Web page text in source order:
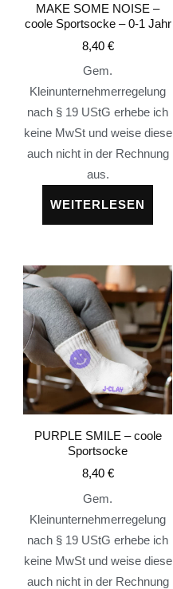
MAKE SOME NOISE –
coole Sportsocke – 0-1 Jahr
8,40 €
Gem.
Kleinunternehmerregelung
nach § 19 UStG erhebe ich
keine MwSt und weise diese
auch nicht in der Rechnung
aus.
WEITERLESEN
PURPLE SMILE – coole
Sportsocke
8,40 €
Gem.
Kleinunternehmerregelung
nach § 19 UStG erhebe ich
keine MwSt und weise diese
auch nicht in der Rechnung